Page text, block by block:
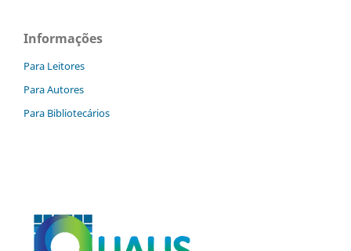
Informações
Para Leitores
Para Autores
Para Bibliotecários